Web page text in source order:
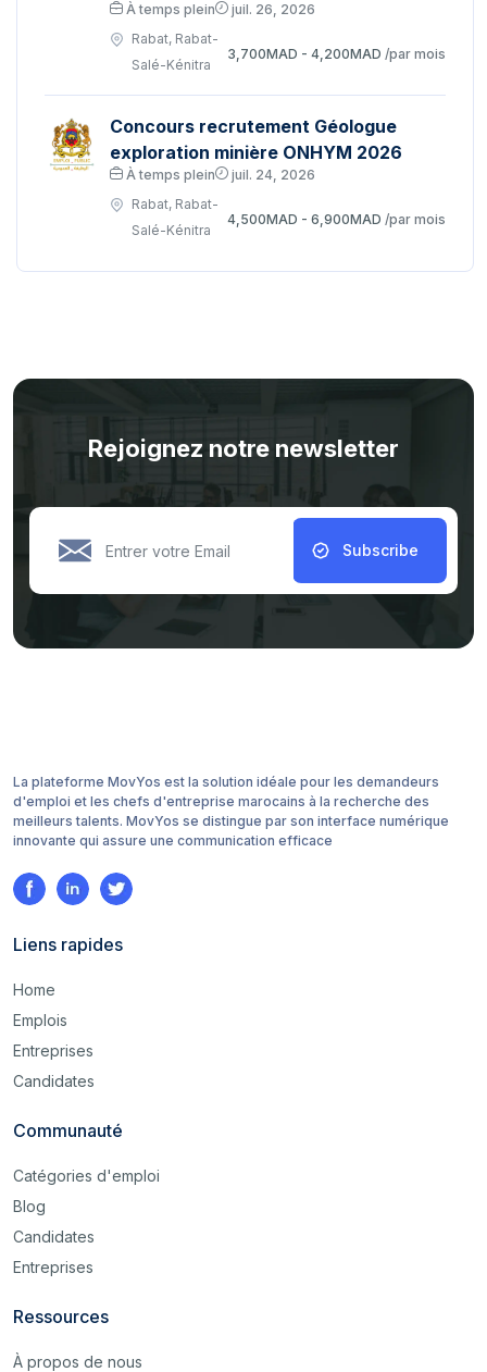
À temps plein
juil. 26, 2026
Rabat, Rabat-
Salé-Kénitra
3,700MAD - 4,200MAD /par mois
Concours recrutement Géologue
exploration minière ONHYM 2026
À temps plein
juil. 24, 2026
Rabat, Rabat-
Salé-Kénitra
4,500MAD - 6,900MAD /par mois
Rejoignez notre newsletter
Subscribe
La plateforme MovYos est la solution idéale pour les demandeurs
d'emploi et les chefs d'entreprise marocains à la recherche des
meilleurs talents. MovYos se distingue par son interface numérique
innovante qui assure une communication efficace
Liens rapides
Home
Emplois
Entreprises
Candidates
Communauté
Catégories d'emploi
Blog
Candidates
Entreprises
Ressources
À propos de nous